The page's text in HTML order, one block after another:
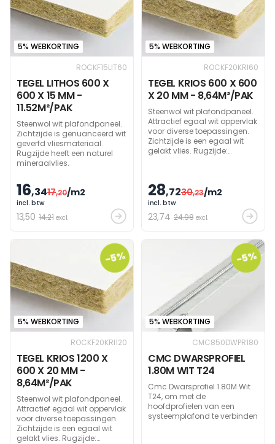
5% WEBKORTING
ROCKF15LIT60
TEGEL LITHOS 600 X
600 X 15 MM -
11.52M²/PAK
Steenwol wit plafondpaneel.
Zichtzijde is genuanceerd wit
geverfd vliesmateriaal.
Rugzijde heeft een naturel
mineraalvlies.
16,3417,20/m2
incl. btw
13,50 14.21 excl.
5% WEBKORTING
ROCKF20KRI60
TEGEL KRIOS 600 X 600
X 20 MM - 8,64M²/PAK
Steenwol wit plafondpaneel.
Attractief egaal wit oppervlak
voor diverse toepassingen.
Zichtzijde is een egaal wit
gelakt vlies. Rugzijde:
Lithos tegel: Klasse A.
28,7230,23/m2
incl. btw
23,74 24.98 excl.
-5%
5% WEBKORTING
ROCKF20KRI120
TEGEL KRIOS 1200 X
600 X 20 MM -
8,64M²/PAK
Steenwol wit plafondpaneel.
Attractief egaal wit oppervlak
voor diverse toepassingen.
Zichtzijde is een egaal wit
gelakt vlies. Rugzijde:
-5%
5% WEBKORTING
CMC850DWPR180
CMC DWARSPROFIEL
1.80M WIT T24
Cmc Dwarsprofiel 1.80M Wit
T24, om met de
hoofdprofielen van een
systeemplafond te verbinden